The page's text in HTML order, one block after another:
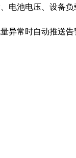
电池电压、设备
异常时自动推送告